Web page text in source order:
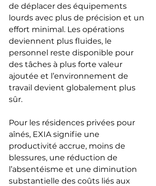
de déplacer des équipements
lourds avec plus de précision et un
effort minimal. Les opérations
deviennent plus fluides, le
personnel reste disponible pour
des tâches à plus forte valeur
ajoutée et l’environnement de
travail devient globalement plus
sûr.
Pour les résidences privées pour
aînés, EXIA signifie une
productivité accrue, moins de
blessures, une réduction de
l’absentéisme et une diminution
substantielle des coûts liés aux